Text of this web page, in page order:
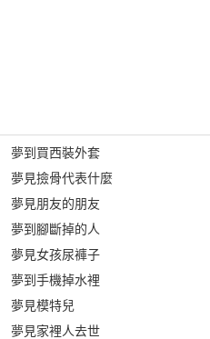
夢到買西裝外套
夢見撿骨代表什麼
夢見朋友的朋友
夢到腳斷掉的人
夢見女孩尿褲子
夢到手機掉水裡
夢見模特兒
夢見家裡人去世